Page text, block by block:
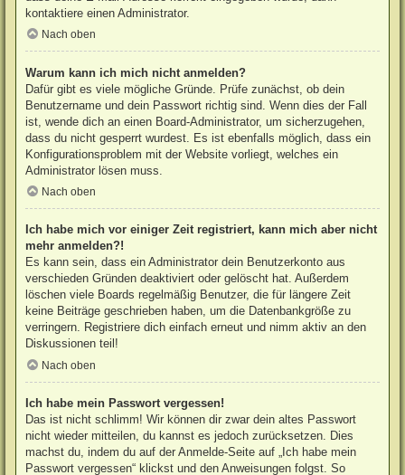
kontaktiere einen Administrator.
Nach oben
Warum kann ich mich nicht anmelden?
Dafür gibt es viele mögliche Gründe. Prüfe zunächst, ob dein
Benutzername und dein Passwort richtig sind. Wenn dies der Fall
ist, wende dich an einen Board-Administrator, um sicherzugehen,
dass du nicht gesperrt wurdest. Es ist ebenfalls möglich, dass ein
Konfigurationsproblem mit der Website vorliegt, welches ein
Administrator lösen muss.
Nach oben
Ich habe mich vor einiger Zeit registriert, kann mich aber nicht
mehr anmelden?!
Es kann sein, dass ein Administrator dein Benutzerkonto aus
verschieden Gründen deaktiviert oder gelöscht hat. Außerdem
löschen viele Boards regelmäßig Benutzer, die für längere Zeit
keine Beiträge geschrieben haben, um die Datenbankgröße zu
verringern. Registriere dich einfach erneut und nimm aktiv an den
Diskussionen teil!
Nach oben
Ich habe mein Passwort vergessen!
Das ist nicht schlimm! Wir können dir zwar dein altes Passwort
nicht wieder mitteilen, du kannst es jedoch zurücksetzen. Dies
machst du, indem du auf der Anmelde-Seite auf „Ich habe mein
Passwort vergessen“ klickst und den Anweisungen folgst. So